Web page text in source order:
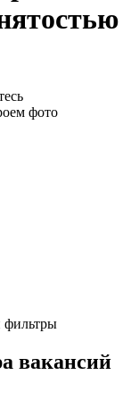
фото
фильтры
вакансий